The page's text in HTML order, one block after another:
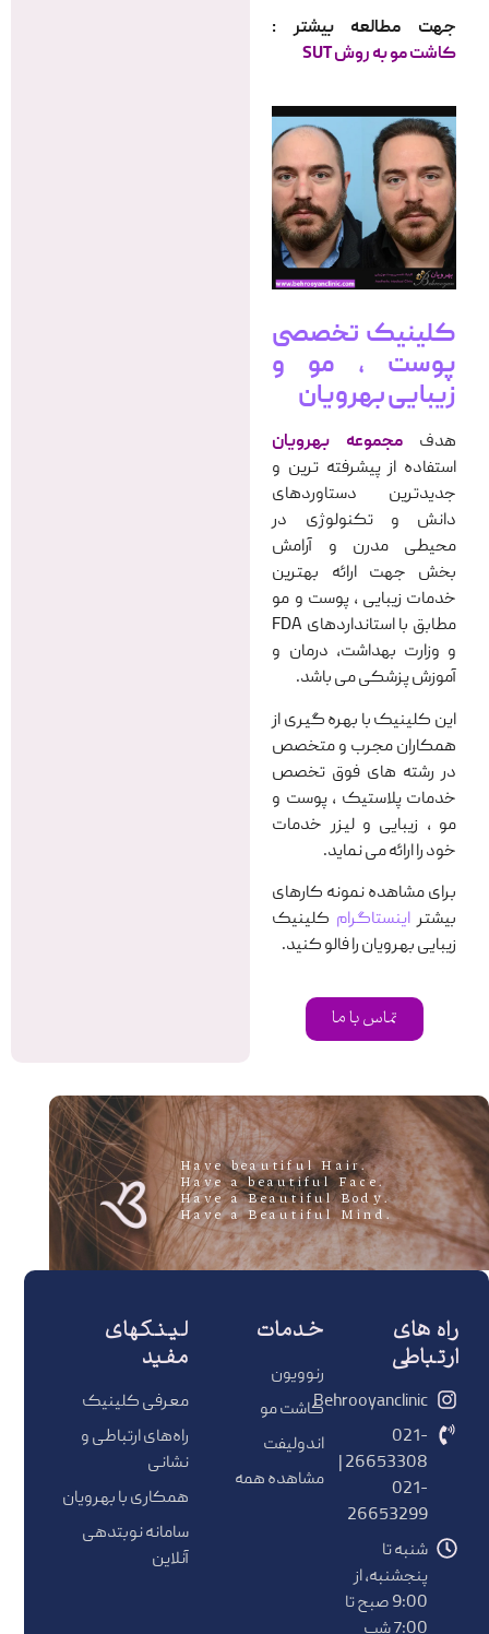
جهت مطالعه بیشتر :
کاشت مو به روش SUT
کلینیک تخصصی
پوست ، مو و
زیبایی بهرویان
هدف مجموعه بهرویان
استفاده از پیشرفته ترین و
جدیدترین دستاوردهای
دانش و تکنولوژی در
محیطی مدرن و آرامش
بخش جهت ارائه بهترین
خدمات زیبایی ، پوست و مو
مطابق با استانداردهای FDA
و وزارت بهداشت، درمان و
آموزش پزشکی می باشد.
این کلینیک با بهره گیری از
همکاران مجرب و متخصص
در رشته های فوق تخصص
خدمات پلاستیک ، پوست و
مو ، زیبایی و لیزر خدمات
خود را ارائه می نماید.
برای مشاهده نمونه کارهای
بیشتر اینستاگرام کلینیک
زیبایی بهرویان را فالو کنید.
تماس با ما
.Have beautiful Hair
.Have a beautiful Face
.Have a Beautiful Body
.Have a Beautiful Mind
راه های
ارتباطی
Behrooyanclinic
021-
021-
26653299
شنبه تا
پنجشنبه، از
9:00 صبح تا
خدمات
رنوویون
کاشت مو
اندولیفت
مشاهده همه
لینکهای
مفید
معرفی کلینیک
راه‌های ارتباطی و
نشانی
همکاری با بهرویان
سامانه نوبتدهی
آنلاین